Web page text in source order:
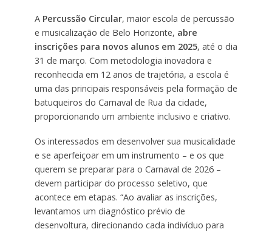
A Percussão Circular, maior escola de percussão
e musicalização de Belo Horizonte, abre
inscrições para novos alunos em 2025, até o dia
31 de março. Com metodologia inovadora e
reconhecida em 12 anos de trajetória, a escola é
uma das principais responsáveis pela formação de
batuqueiros do Carnaval de Rua da cidade,
proporcionando um ambiente inclusivo e criativo.
Os interessados em desenvolver sua musicalidade
e se aperfeiçoar em um instrumento – e os que
querem se preparar para o Carnaval de 2026 –
devem participar do processo seletivo, que
acontece em etapas. “Ao avaliar as inscrições,
levantamos um diagnóstico prévio de
desenvoltura, direcionando cada indivíduo para